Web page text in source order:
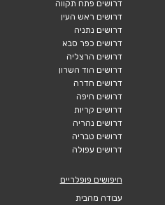
דרושים פתח תקווה
דרושים ראש העין
דרושים נתניה
דרושים כפר סבא
דרושים הרצליה
דרושים הוד השרון
דרושים חדרה
דרושים חיפה
דרושים קריות
דרושים נהריה
דרושים טבריה
דרושים עפולה
חיפושים פופלריים
עבודה מהבית